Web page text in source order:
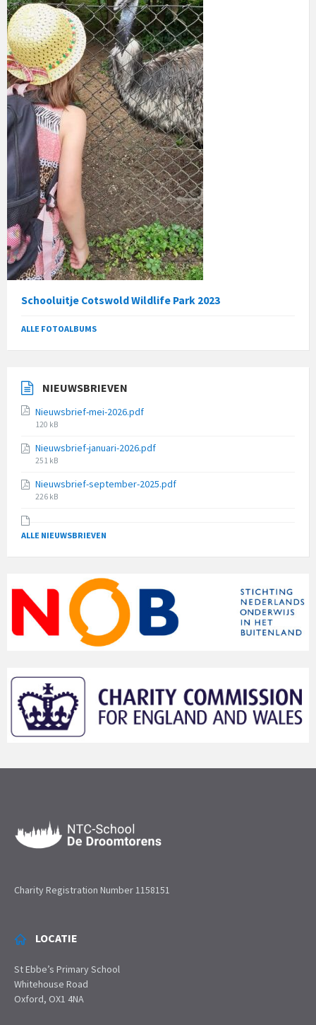
Schooluitje Cotswold Wildlife Park 2023
ALLE FOTOALBUMS
NIEUWSBRIEVEN
Nieuwsbrief-mei-2026.pdf
File
120 kB
Nieuwsbrief-januari-2026.pdf
File
251 kB
Nieuwsbrief-september-2025.pdf
File
226 kB
ALLE NIEUWSBRIEVEN
Charity Registration Number 1158151
LOCATIE
St Ebbe’s Primary School
Whitehouse Road
Oxford, OX1 4NA